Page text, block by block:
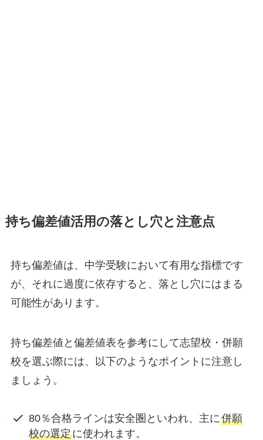
持ち偏差値活用の落とし穴と注意点
持ち偏差値は、中学受験において有用な指標です
が、それに過度に依存すると、落とし穴にはまる
可能性があります。
持ち偏差値と偏差値表を参考にして志望校・併願
校を選ぶ際には、以下のようなポイントに注意し
ましょう。
80％合格ラインは安全圏といわれ、主に併願
校の選定に使われます。